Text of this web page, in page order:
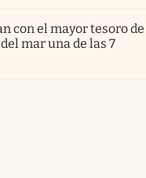
con el mayor tesoro de
mar una de las 7